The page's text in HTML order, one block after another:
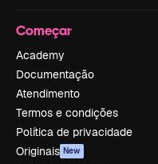
Começar
Academy
Documentação
Atendimento
Termos e condições
Política de privacidade
Originais New